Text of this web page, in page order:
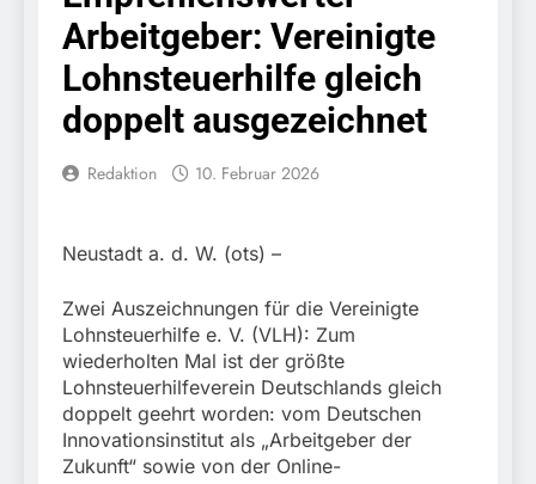
Knopfdruck / Schnelle
Festnahme nach
sexueller Belästigung
Bundespolizeidirektion
München: Bundespolizei
kontrolliert
grenzüberschreitenden
Verkehr / Waffenfund im
7. August 2026
Bundespolizeidirektion
München: Schneller
festgenommen als die
Ungarn mit
fest
6. August 2026
Katze am Bahnhof
Bamberg aufgefunden –
Fundtier
6. August 2026
Schrotthändler
erschleicht rund 45.000
Euro Sozialleistungen
Ermittlungen der
Finanzkontrolle
Schwarzarbeit führen zu
rechtskräftiger
Verurteilung wegen
6. August 2026
Bundespolizeidirektion
München: Europaweit
gesuchtes Mitglied einer
kriminellen Vereinigung
geht ins Netz –
Bundespolizei vollstreckt
6. August 2026
Bundespolizeidirektion
München: Update zu den
Arbeitgeber: Vereinigte
Lohnsteuerhilfe gleich
doppelt ausgezeichnet
Redaktion 10. Februar 2026
Neustadt a. d. W. (ots) –
Zwei Auszeichnungen für die Vereinigte
Lohnsteuerhilfe e. V. (VLH): Zum
wiederholten Mal ist der größte
Lohnsteuerhilfeverein Deutschlands gleich
doppelt geehrt worden: vom Deutschen
Innovationsinstitut als „Arbeitgeber der
Zukunft“ sowie von der Online-